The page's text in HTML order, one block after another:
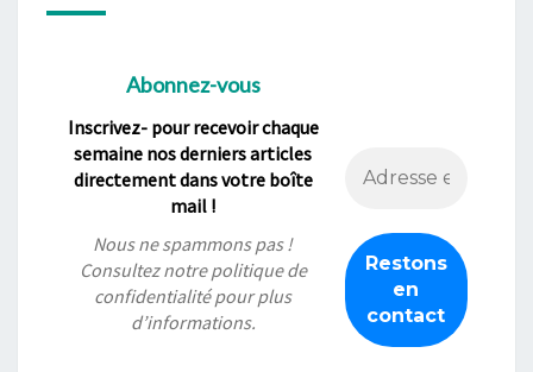
Abonnez-vous
Inscrivez- pour recevoir chaque
semaine nos derniers articles
directement dans votre boîte
mail !
Nous ne spammons pas !
Consultez notrepolitique de
confidentialitépour plus
d’informations.